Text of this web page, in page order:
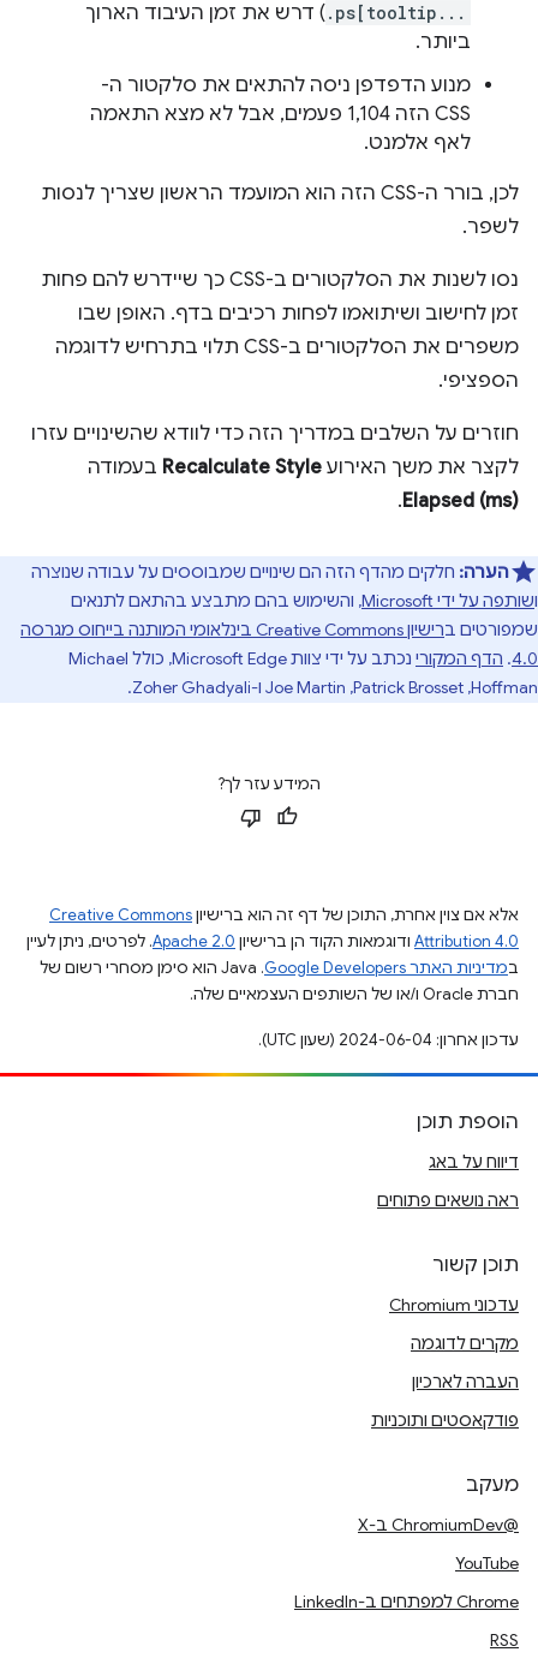
.ps[tooltip... ) דרש את זמן העיבוד הארוך
ביותר.
מנוע הדפדפן ניסה להתאים את סלקטור ה-
CSS הזה 1,104 פעמים, אבל לא מצא התאמה
לאף אלמנט.
לכן, בורר ה-CSS הזה הוא המועמד הראשון שצריך לנסות
לשפר.
נסו לשנות את הסלקטורים ב-CSS כך שיידרש להם פחות
זמן לחישוב ושיתואמו לפחות רכיבים בדף. האופן שבו
משפרים את הסלקטורים ב-CSS תלוי בתרחיש לדוגמה
הספציפי.
חוזרים על השלבים במדריך הזה כדי לוודא שהשינויים עזרו
לקצר את משך האירוע Recalculate Style בעמודה
Elapsed (ms)
.
הערה: חלקים מהדף הזה הם שינויים שמבוססים על עבודה שנוצרה
ושותפה על ידי Microsoft
, והשימוש בהם מתבצע בהתאם לתנאים
שמפורטים ב
רישיון Creative Commons בינלאומי המותנה בייחוס מגרסה
4.0
. הדף המקורי
נכתב על ידי צוות Microsoft Edge, כולל Michael
Hoffman,‏ Patrick Brosset,‏ Joe Martin ו-Zoher Ghadyali.
המידע עזר לך?
אלא אם צוין אחרת, התוכן של דף זה הוא ברישיוןCreative Commons
Attribution 4.0 ודוגמאות הקוד הן ברישיון Apache 2.0. לפרטים, ניתן לעיין
במדיניות האתר Google Developers‏
.‏ Java הוא סימן מסחרי רשום של
חברת Oracle ו/או של השותפים העצמאיים שלה.
עדכון אחרון: 2024-06-04 (שעון UTC).
הוספת תוכן
דיווח על באג
ראה נושאים פתוחים
תוכן קשור
עדכוני Chromium
מקרים לדוגמה
העברה לארכיון
פודקאסטים ותוכניות
מעקב
@ChromiumDev ב-X
YouTube
Chrome למפתחים ב-LinkedIn
RSS